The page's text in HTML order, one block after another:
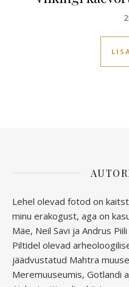
Lehel olevad fotod on
minu erakogust, aga on
Mäe, Neil Savi ja Andrus
Piltidel olevad
jäädvustatud Mahtra
Meremuuseumis, Gotlandi